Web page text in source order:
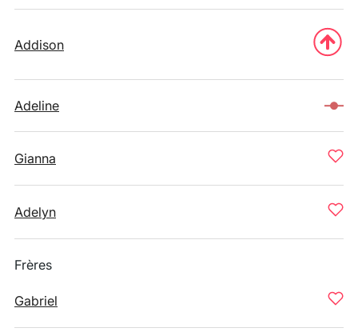
Addison
Adeline
Gianna
Adelyn
Frères
Gabriel